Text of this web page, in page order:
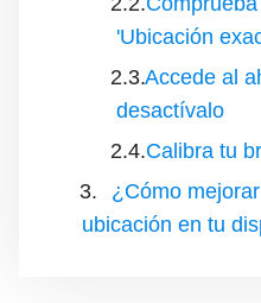
'Ubicación
Accede al
desactívalo
Calibra tu
¿Cómo
ubicación en tu